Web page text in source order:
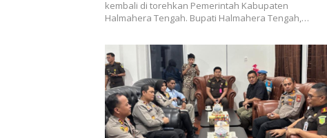
kembali di torehkan Pemerintah Kabupaten
Halmahera Tengah. Bupati Halmahera Tengah,…